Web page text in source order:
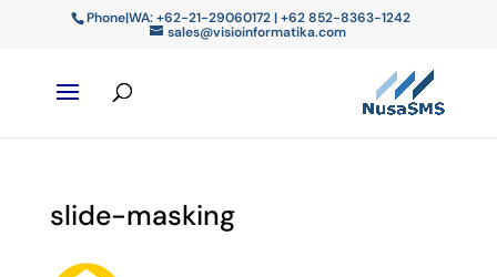
Phone|WA: +62-21-29060172 | +62 852-8363-1242
sales@visioinformatika.com
slide-masking